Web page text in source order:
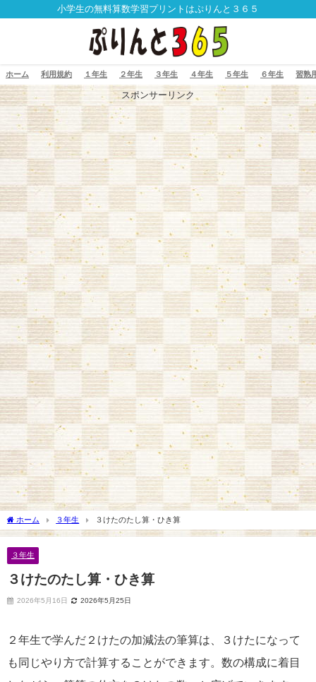
小学生の無料算数学習プリントはぷりんと３６５
ホーム 利用規約 １年生 ２年生 ３年生 ４年生 ５年生 ６年生 習熟
スポンサーリンク
ホーム ３年生 ３けたのたし算・ひき算
３年生
３けたのたし算・ひき算
2026年5月16日 2026年5月25日
２年生で学んだ２けたの加減法の筆算は、３けたになって
も同じやり方で計算することができます。数の構成に着目